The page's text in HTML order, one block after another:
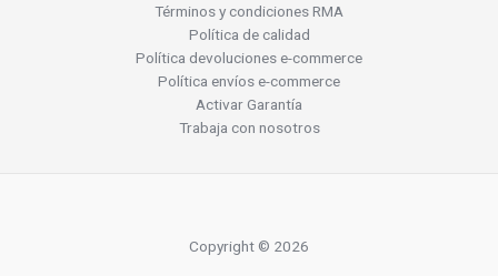
Términos y condiciones RMA
Política de calidad
Política devoluciones e-commerce
Política envíos e-commerce
Activar Garantía
Trabaja con nosotros
Copyright © 2026